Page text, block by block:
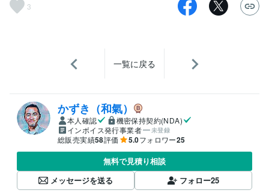
3
一覧に戻る
かずき（和氣）
本人確認
機密保持契約(NDA)
インボイス発行事業者
未登録
総販売実績58評価 5.0フォロワー25
無料で見積り相談
メッセージを送る
フォロー25